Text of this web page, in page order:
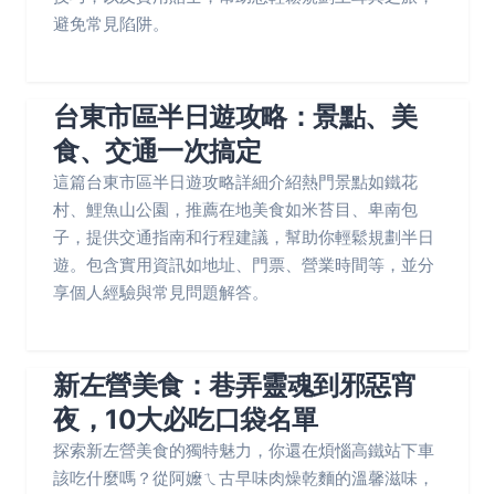
避免常見陷阱。
台東市區半日遊攻略：景點、美
食、交通一次搞定
這篇台東市區半日遊攻略詳細介紹熱門景點如鐵花
村、鯉魚山公園，推薦在地美食如米苔目、卑南包
子，提供交通指南和行程建議，幫助你輕鬆規劃半日
遊。包含實用資訊如地址、門票、營業時間等，並分
享個人經驗與常見問題解答。
新左營美食：巷弄靈魂到邪惡宵
夜，10大必吃口袋名單
探索新左營美食的獨特魅力，你還在煩惱高鐵站下車
該吃什麼嗎？從阿嬤ㄟ古早味肉燥乾麵的溫馨滋味，